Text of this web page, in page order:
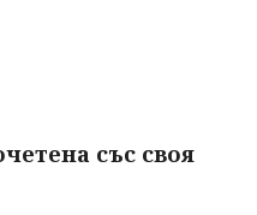
със своя